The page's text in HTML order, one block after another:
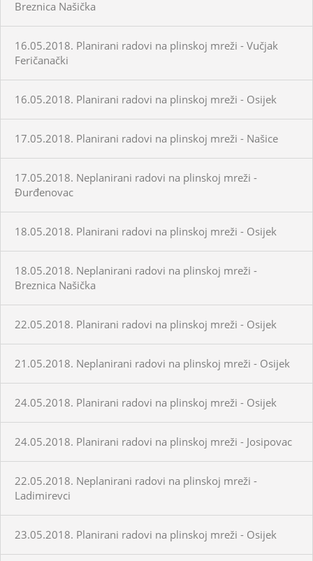
Breznica Našička
16.05.2018. Planirani radovi na plinskoj mreži - Vučjak
Feričanački
16.05.2018. Planirani radovi na plinskoj mreži - Osijek
17.05.2018. Planirani radovi na plinskoj mreži - Našice
17.05.2018. Neplanirani radovi na plinskoj mreži -
Đurđenovac
18.05.2018. Planirani radovi na plinskoj mreži - Osijek
18.05.2018. Neplanirani radovi na plinskoj mreži -
Breznica Našička
22.05.2018. Planirani radovi na plinskoj mreži - Osijek
21.05.2018. Neplanirani radovi na plinskoj mreži - Osijek
24.05.2018. Planirani radovi na plinskoj mreži - Osijek
24.05.2018. Planirani radovi na plinskoj mreži - Josipovac
22.05.2018. Neplanirani radovi na plinskoj mreži -
Ladimirevci
23.05.2018. Planirani radovi na plinskoj mreži - Osijek